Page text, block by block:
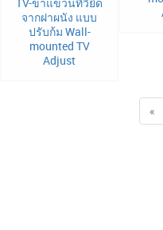
จากฝาผนัง แบบ
ปรับก้ม Wall-
mounted TV
Adjust
«